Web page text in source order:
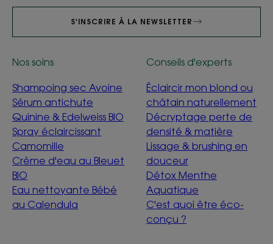
S'INSCRIRE À LA NEWSLETTER
Nos soins
Shampoing sec Avoine
Sérum antichute
Quinine & Edelweiss BIO
Spray éclaircissant
Camomille
Crème d'eau au Bleuet
BIO
Eau nettoyante Bébé
au Calendula
Conseils d'experts
Éclaircir mon blond ou
châtain naturellement
Décryptage perte de
densité & matière
Lissage & brushing en
douceur
Détox Menthe
Aquatique
C'est quoi être éco-
conçu ?